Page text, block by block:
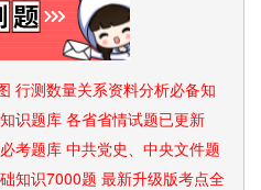
行测数量关系资料分析必备知
识题库 各省省情试题已更新
考题库 中共党史、中央文件题
知识7000题 最新升级版考点全